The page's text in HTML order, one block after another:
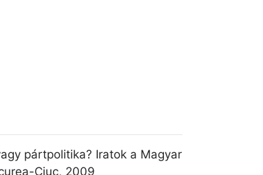
pártpolitika? Iratok a Magyar
Ciuc, 2009